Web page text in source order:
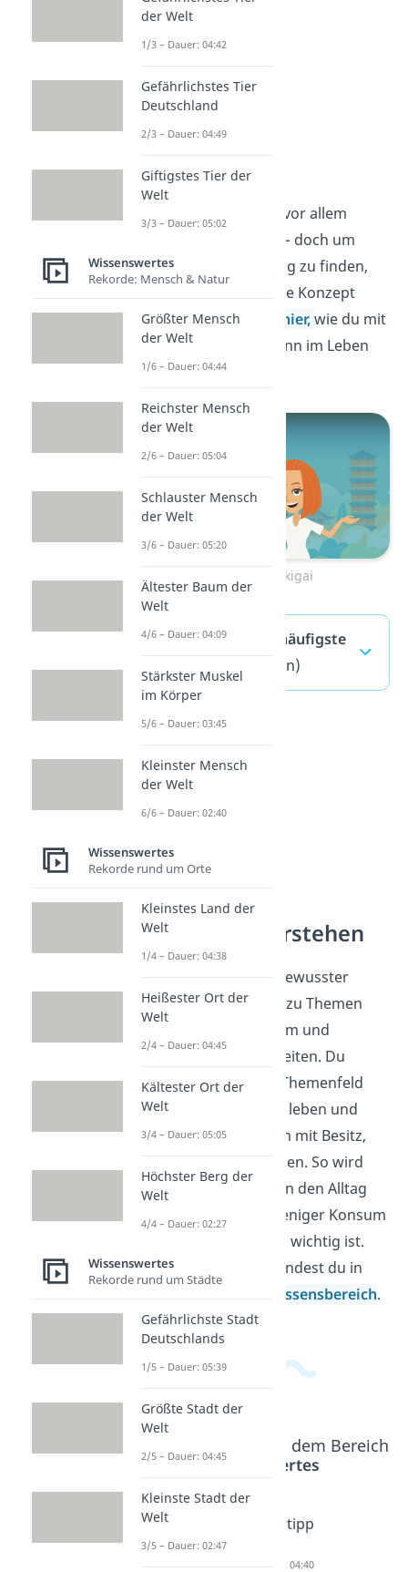
Ikigai
Minimalismus schafft vor allem
äußerlich viel Klarheit – doch um
auch innerlich Erfüllung zu finden,
kann dir das japanische Konzept
Ikigaihelfen. Erfahre hier,wie du mit
Ikigai einen tieferen Sinn im Leben
findest.
Zum Video: Ikigai
Minimalismus — häufigste
(ausklappen)
Lebensstile verstehen
Minimalismus ist ein bewusster
Lebensstil und gehört zu Themen
rund um Alltag, Konsum und
persönliche Gewohnheiten. Du
vergleichst in diesem Themenfeld
verschiedene Arten zu leben und
schaust, wie Menschen mit Besitz,
Zeit und Stress umgehen. So wird
klar, wie Gewohnheiten den Alltag
prägen und warum weniger Konsum
für manche Menschen wichtig ist.
Weitere Videos dazu findest du in
Allgemeinwissensbereich.
Beliebte Inhalte aus dem Bereich
Wissenswertes
Waldbad
en
ng
Spartipp
Dauer: 04:40
der Welt
1/3 – Dauer: 04:42
Gefährlichstes Tier
Deutschland
2/3 – Dauer: 04:49
Giftigstes Tier der
Welt
3/3 – Dauer: 05:02
Wissenswertes
Rekorde: Mensch & Natur
Größter Mensch
der Welt
1/6 – Dauer: 04:44
Reichster Mensch
der Welt
2/6 – Dauer: 05:04
Schlauster Mensch
der Welt
3/6 – Dauer: 05:20
Ältester Baum der
Welt
4/6 – Dauer: 04:09
Stärkster Muskel
im Körper
5/6 – Dauer: 03:45
Kleinster Mensch
der Welt
6/6 – Dauer: 02:40
Wissenswertes
Rekorde rund um Orte
Kleinstes Land der
Welt
1/4 – Dauer: 04:38
Heißester Ort der
Welt
2/4 – Dauer: 04:45
Kältester Ort der
Welt
3/4 – Dauer: 05:05
Höchster Berg der
Welt
4/4 – Dauer: 02:27
Wissenswertes
Rekorde rund um Städte
Gefährlichste Stadt
Deutschlands
1/5 – Dauer: 05:39
Größte Stadt der
Welt
2/5 – Dauer: 04:45
Kleinste Stadt der
Welt
3/5 – Dauer: 02:47